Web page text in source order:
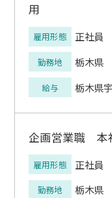
用
雇用形態 正社員
勤務地 栃木県
給与 栃木県
企画営業職 本
雇用形態 正社員
勤務地 栃木県